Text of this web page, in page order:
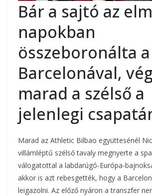
Bár a sajtó az
napokban
összeboronálta a
Barcelonával,
marad a szélső a
jelenlegi
Marad az Athletic Bilbao együttesénél
villámléptű szélső tavaly megnyerte a
válogatottal a labdarúgó-Európa-
akkor is azt rebesgették, hogy a
leigazolni. Az előző nyáron a transzfer